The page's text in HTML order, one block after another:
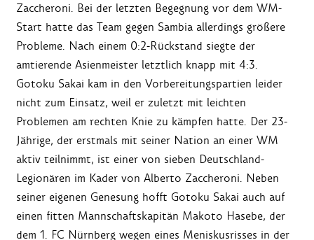
Zaccheroni. Bei der letzten Begegnung vor dem WM-
Start hatte das Team gegen Sambia allerdings größere
Probleme. Nach einem 0:2-Rückstand siegte der
amtierende Asienmeister letztlich knapp mit 4:3.
Gotoku Sakai kam in den Vorbereitungspartien leider
nicht zum Einsatz, weil er zuletzt mit leichten
Problemen am rechten Knie zu kämpfen hatte. Der 23-
Jährige, der erstmals mit seiner Nation an einer WM
aktiv teilnimmt, ist einer von sieben Deutschland-
Legionären im Kader von Alberto Zaccheroni. Neben
seiner eigenen Genesung hofft Gotoku Sakai auch auf
einen fitten Mannschaftskapitän Makoto Hasebe, der
dem 1. FC Nürnberg wegen eines Meniskusrisses in der